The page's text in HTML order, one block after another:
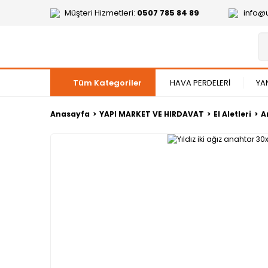
Müşteri Hizmetleri: 0507 785 84 89
Tüm Kategoriler HAVA PERDELERİ
Anasayfa YAPI MARKET VE HIRDAVAT El Aletleri